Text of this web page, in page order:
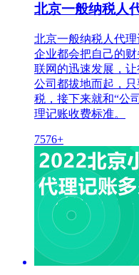
北京一般纳税人
北京一般纳税人代
企业都会把自己的
联网的迅速发展，
公司都拔地而起，
税，接下来就和“公
理记账收费标准。
7576+